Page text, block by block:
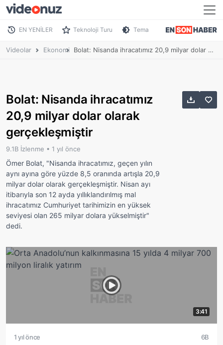
EN YENİLER Teknoloji Turu Tema
Videolar Ekonomi Bolat: Nisanda ihracatımız 20,9 milyar dolar olarak gerçekleşmiştir
Bolat: Nisanda ihracatımız
20,9 milyar dolar olarak
gerçekleşmiştir
9.1B İzlenme • 1 yıl önce
Ömer Bolat, "Nisanda ihracatımız, geçen yılın
aynı ayına göre yüzde 8,5 oranında artışla 20,9
milyar dolar olarak gerçekleşmiştir. Nisan ayı
itibarıyla son 12 ayda yıllıklandırılmış mal
ihracatımız Cumhuriyet tarihimizin en yüksek
seviyesi olan 265 milyar dolara yükselmiştir"
dedi.
3:41
1 yıl önce 6B